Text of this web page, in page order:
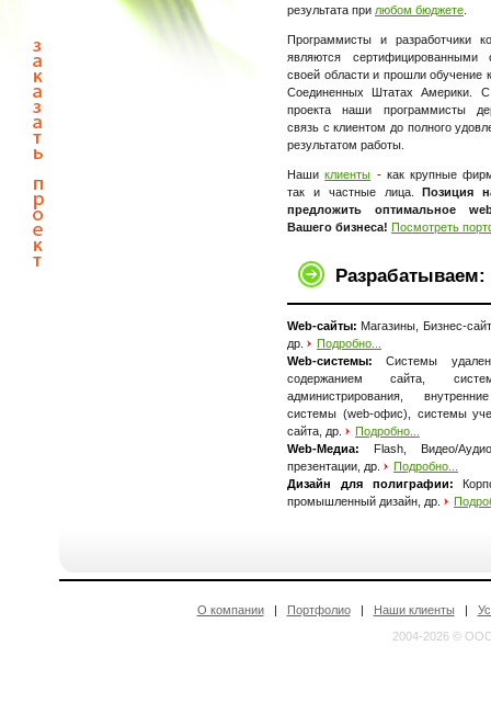
результата при любом бюджете
Программисты и разработчики
являются сертифицированными
своей области и прошли обучение
Соединенных Штатах Америки.
проекта наши программисты
связь с клиентом до полного
результатом работы.
Нашиклиенты - как крупные
так и частные лица.Позиция
предложить оптимальное
Вашего бизнеса! Посмотреть
Разрабатываем:
Web-сайты: Магазины, Бизнес-
др.
Подробно...
Web-системы: Системы
содержанием сайта,
администрирования,
системы (web-офис), системы
сайта, др.
Подробно...
Web-Медиа: Flash, Видео/
презентации, др.
Подробно...
Дизайн для полиграфии:
промышленный дизайн, др.
О компании| Портфолио| Наши клиенты |
2004-2026 ©